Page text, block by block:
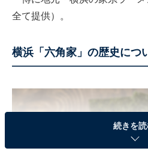
全て提供）。
横浜「六角家」の歴史につ
続きを